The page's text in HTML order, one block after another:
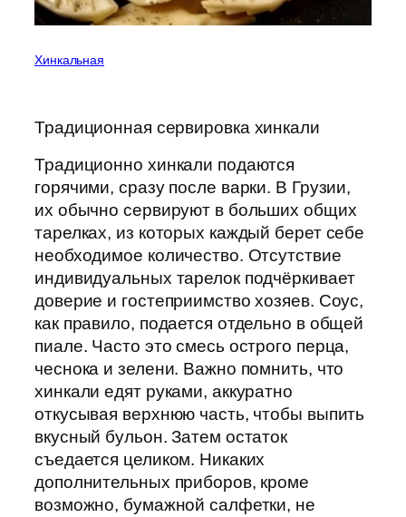
Хинкальная
Традиционная сервировка хинкали
Традиционно хинкали подаются
горячими, сразу после варки. В Грузии,
их обычно сервируют в больших общих
тарелках, из которых каждый берет себе
необходимое количество. Отсутствие
индивидуальных тарелок подчёркивает
доверие и гостеприимство хозяев. Соус,
как правило, подается отдельно в общей
пиале. Часто это смесь острого перца,
чеснока и зелени. Важно помнить, что
хинкали едят руками, аккуратно
откусывая верхнюю часть, чтобы выпить
вкусный бульон. Затем остаток
съедается целиком. Никаких
дополнительных приборов, кроме
возможно, бумажной салфетки, не